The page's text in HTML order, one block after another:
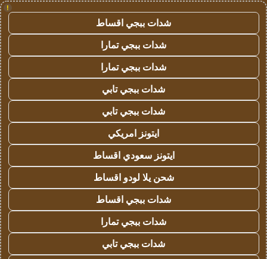
!
شدات ببجي اقساط
شدات ببجي تمارا
شدات ببجي تمارا
شدات ببجي تابي
شدات ببجي تابي
ايتونز امريكي
ايتونز سعودي اقساط
شحن يلا لودو اقساط
شدات ببجي اقساط
شدات ببجي تمارا
شدات ببجي تابي